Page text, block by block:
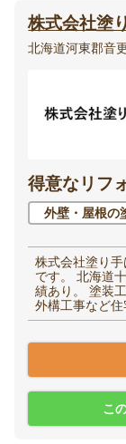
株式会社塗
北海道河東郡音
得意なリフ
外壁・屋根の
株式会社塗り
です。 北海道
績あり。 塗装
外構工事など住
こ